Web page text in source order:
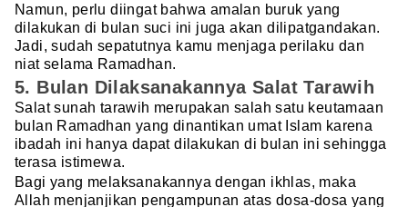
Namun, perlu diingat bahwa amalan buruk yang
dilakukan di bulan suci ini juga akan dilipatgandakan.
Jadi, sudah sepatutnya kamu menjaga perilaku dan
niat selama Ramadhan.
5. Bulan Dilaksanakannya Salat Tarawih
Salat sunah tarawih merupakan salah satu keutamaan
bulan Ramadhan yang dinantikan umat Islam karena
ibadah ini hanya dapat dilakukan di bulan ini sehingga
terasa istimewa.
Bagi yang melaksanakannya dengan ikhlas, maka
Allah menjanjikan pengampunan atas dosa-dosa yang